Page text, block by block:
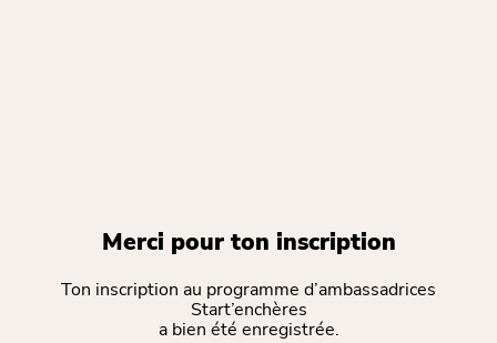
Merci pour ton inscription
Ton inscription au programme d’ambassadrices
Start’enchères
a bien été enregistrée.